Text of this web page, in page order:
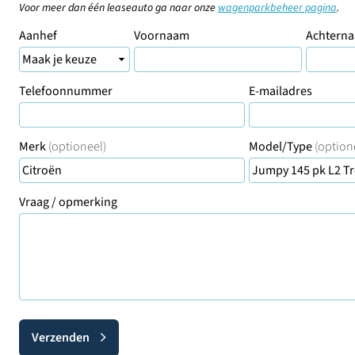
Voor meer dan één leaseauto ga naar onzewagenparkbeheer pagina.
Aanhef Voornaam
Telefoonnummer E-mailadres
Merk(optioneel) Model/Type
Vraag / opmerking
Verzenden